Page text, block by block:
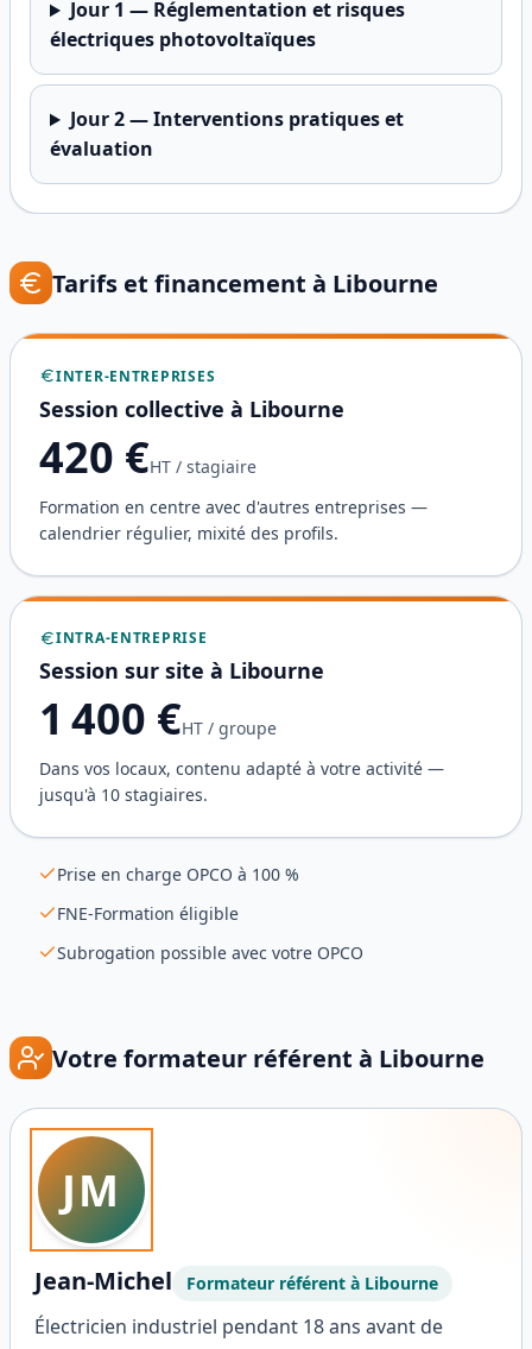
Jour 1 — Réglementation et risques
électriques photovoltaïques
Jour2—Interventions pratiques et
évaluation
Tarifs et financement à Libourne
INTER-ENTREPRISES
Session collective à Libourne
420 €HT / stagiaire
Formation en centre avec d'autres entreprises —
calendrier régulier, mixité des profils.
INTRA-ENTREPRISE
Session sur site à Libourne
1 400 €HT / groupe
Dans vos locaux, contenu adapté à votre activité —
jusqu'à 10 stagiaires.
Prise en charge OPCO à 100 %
FNE-Formation éligible
Subrogation possible avec votre OPCO
Votre formateur référent à Libourne
JM
Jean-Michel Formateur référent à Libourne
Électricien industriel pendant 18 ans avant de